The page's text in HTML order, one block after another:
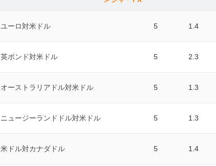
ユーロ対米ドル 5 1.4
英ポンド対米ドル 5 2.3
オーストラリアドル対米ドル 5 1.3
ニュージーランドドル対米ドル 5 1.3
米ドル対カナダドル 5 1.4